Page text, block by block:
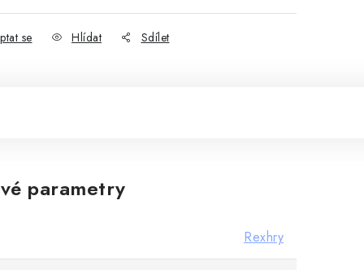
se Hlídat Sdílet
parametry
Rexhry